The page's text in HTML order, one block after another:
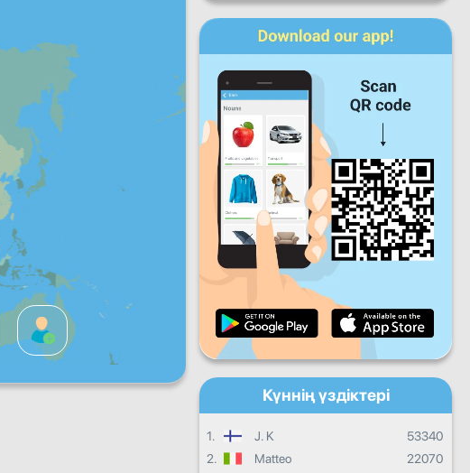
Прогресс
Дүйсенбі СәрсенбіБейсенбі
Сенбі Жексенбі
Күнделікті прогресс
Ай сайынғы прогресс
Жалпы прогресс
Күннің үздіктері
1. J. K
53340
2.
Matteo
22070